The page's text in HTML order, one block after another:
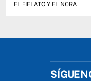
EL FIELATO Y EL NORA